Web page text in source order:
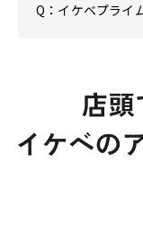
Q：イケベプライ